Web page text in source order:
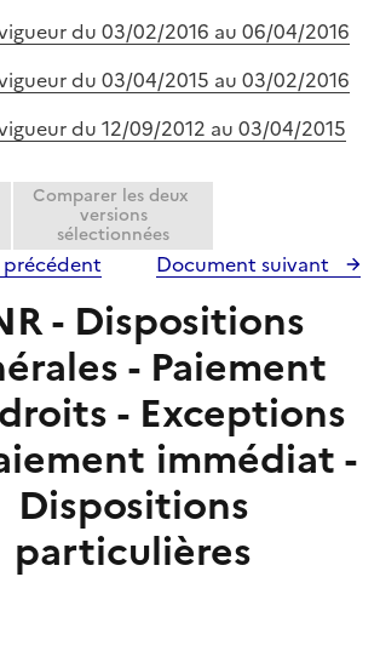
du 03/02/2016 au 06/04/2016
du 03/04/2015 au 03/02/2016
du 12/09/2012 au 03/04/2015
Comparer les deux
versions
sélectionnées
Document suivant
- Dispositions
- Paiement
- Exceptions
immédiat -
Dispositions
particulières